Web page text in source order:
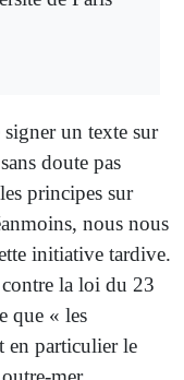
un texte sur
doute pas
principes sur
nous nous
initiative tardive.
la loi du 23
que « les
en particulier le